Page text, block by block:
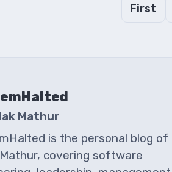
First
Mathur
is the personal blog of
covering software